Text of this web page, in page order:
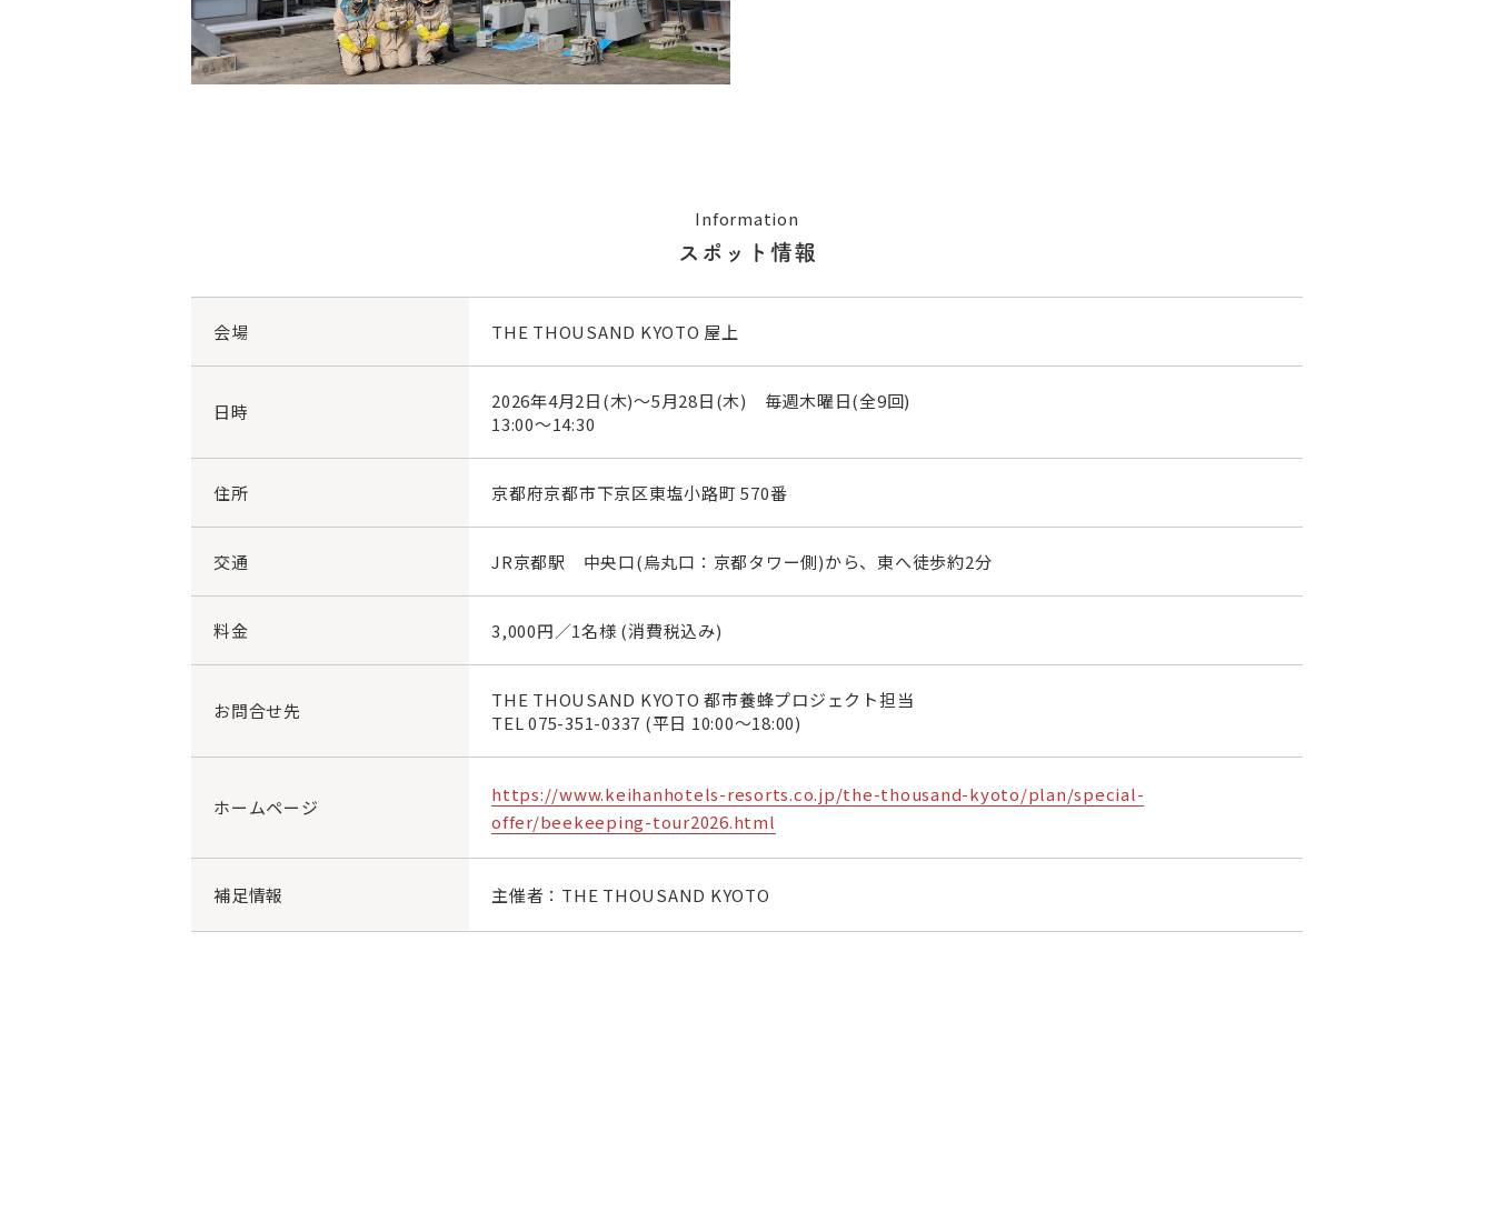
Information
スポット情報
会場 THE THOUSAND KYOTO 屋上
日時
2026年4月2日(木)～5月28日(木) 毎週木曜日(全9回)
13:00～14:30
住所 京都府京都市下京区東塩小路町 570番
交通 JR京都駅 中央口(烏丸口：京都タワー側)から、東へ徒歩約2分
料金 3,000円／1名様 (消費税込み)
お問合せ先
THE THOUSAND KYOTO 都市養蜂プロジェクト担当
TEL075-351-0337 (平日 10:00～18:00)
ホームページ
https://www.keihanhotels-resorts.co.jp/the-thousand-kyoto/plan/special-
offer/beekeeping-tour2026.html
補足情報 主催者：THE THOUSAND KYOTO